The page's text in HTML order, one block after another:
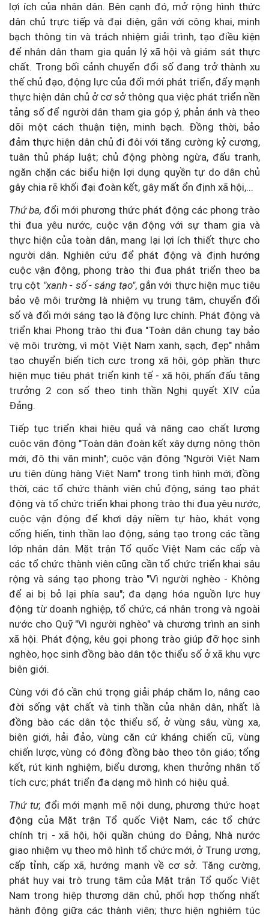
lợi ích của nhân dân. Bên cạnh đó, mở rộng hình thức
dân chủ trực tiếp và đại diện, gắn với công khai, minh
bạch thông tin và trách nhiệm giải trình, tạo điều kiện
để nhân dân tham gia quản lý xã hội và giám sát thực
chất. Trong bối cảnh chuyển đổi số đang trở thành xu
thế chủ đạo, động lực của đổi mới phát triển, đẩy mạnh
thực hiện dân chủ ở cơ sở thông qua việc phát triển nền
tảng số để người dân tham gia góp ý, phản ánh và theo
dõi một cách thuận tiện, minh bạch. Đồng thời, bảo
đảm thực hiện dân chủ đi đôi với tăng cường kỷ cương,
tuân thủ pháp luật; chủ động phòng ngừa, đấu tranh,
ngăn chặn các biểu hiện lợi dụng quyền tự do dân chủ
gây chia rẽ khối đại đoàn kết, gây mất ổn định xã hội,...
Thứ ba, đổi mới phương thức phát động các phong trào
thi đua yêu nước, cuộc vận động với sự tham gia và
thực hiện của toàn dân, mang lại lợi ích thiết thực cho
người dân. Nghiên cứu để phát động và định hướng
cuộc vận động, phong trào thi đua phát triển theo ba
trụ cột "xanh - số - sáng tạo", gắn với thực hiện mục tiêu
bảo vệ môi trường là nhiệm vụ trung tâm, chuyển đổi
số và đổi mới sáng tạo là động lực chính. Phát động và
triển khai Phong trào thi đua "Toàn dân chung tay bảo
vệ môi trường, vì một Việt Nam xanh, sạch, đẹp" nhằm
tạo chuyển biến tích cực trong xã hội, góp phần thực
hiện mục tiêu phát triển kinh tế - xã hội, phấn đấu tăng
trưởng 2 con số theo tinh thần Nghị quyết XIV của
Đảng.
Tiếp tục triển khai hiệu quả và nâng cao chất lượng
cuộc vận động "Toàn dân đoàn kết xây dựng nông thôn
mới, đô thị văn minh"; cuộc vận động "Người Việt Nam
ưu tiên dùng hàng Việt Nam" trong tình hình mới; đồng
thời, các tổ chức thành viên chủ động, sáng tạo phát
động và tổ chức triển khai phong trào thi đua yêu nước,
cuộc vận động để khơi dậy niềm tự hào, khát vọng
cống hiến, tinh thần lao động, sáng tạo trong các tầng
lớp nhân dân. Mặt trận Tổ quốc Việt Nam các cấp và
các tổ chức thành viên cũng cần tổ chức triển khai sâu
rộng và sáng tạo phong trào "Vì người nghèo - Không
để ai bị bỏ lại phía sau"; đa dạng hóa nguồn lực huy
động từ doanh nghiệp, tổ chức, cá nhân trong và ngoài
nước cho Quỹ "Vì người nghèo" và chương trình an sinh
xã hội. Phát động, kêu gọi phong trào giúp đỡ học sinh
nghèo, học sinh đồng bào dân tộc thiểu số ở xã khu vực
biên giới.
Cùng với đó cần chú trọng giải pháp chăm lo, nâng cao
đời sống vật chất và tinh thần của nhân dân, nhất là
đồng bào các dân tộc thiểu số, ở vùng sâu, vùng xa,
biên giới, hải đảo, vùng căn cứ kháng chiến cũ, vùng
chiến lược, vùng có đông đồng bào theo tôn giáo; tổng
kết, rút kinh nghiệm, biểu dương, khen thưởng nhân tố
tích cực; phát triển đa dạng mô hình có hiệu quả.
Thứ tư, đổi mới mạnh mẽ nội dung, phương thức hoạt
động của Mặt trận Tổ quốc Việt Nam, các tổ chức
chính trị - xã hội, hội quần chúng do Đảng, Nhà nước
giao nhiệm vụ theo mô hình tổ chức mới, ở Trung ương,
cấp tỉnh, cấp xã, hướng mạnh về cơ sở. Tăng cường,
phát huy vai trò trung tâm của Mặt trận Tổ quốc Việt
Nam trong hiệp thương dân chủ, phối hợp thống nhất
hành động giữa các thành viên; thực hiện nghiêm túc